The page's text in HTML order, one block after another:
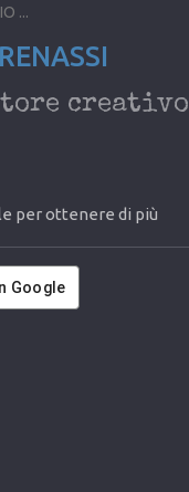
...
creativo
per ottenere di più
Google